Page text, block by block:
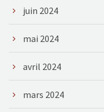
juin 2024
mai 2024
avril 2024
mars 2024